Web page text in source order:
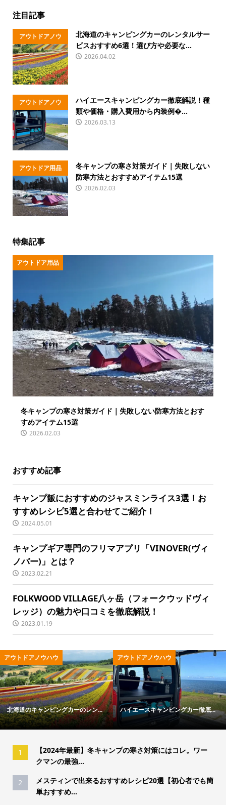
注目記事
アウトドアノウ
ハウ
北海道のキャンピングカーのレンタルサー
ビスおすすめ6選！選び方や必要な...
2026.04.02
アウトドアノウ
ハウ
ハイエースキャンピングカー徹底解説！種
類や価格・購入費用から内装例�...
2026.03.13
アウトドア用品
冬キャンプの寒さ対策ガイド｜失敗しない
防寒方法とおすすめアイテム15選
2026.02.03
特集記事
アウトドア用品
冬キャンプの寒さ対策ガイド｜失敗しない防寒方法とおす
すめアイテム15選
2026.02.03
おすすめ記事
キャンプ飯におすすめのジャスミンライス3選！お
すすめレシピ5選と合わせてご紹介！
2024.05.01
キャンプギア専門のフリマアプリ「VINOVER(ヴィ
ノバー)」とは？
2023.02.21
FOLKWOOD VILLAGE八ヶ岳（フォークウッドヴィ
レッジ）の魅力や口コミを徹底解説！
2023.01.19
ウハウ
ャンピングカー徹底...
アウトドア用品
冬キャンプの寒さ対策ガイド｜失...
キャンプ
「トウキ
1
【2024年最新】冬キャンプの寒さ対策にはコレ。ワー
クマンの最強...
2
メスティンで出来るおすすめレシピ20選【初心者でも簡
単おすすめ...